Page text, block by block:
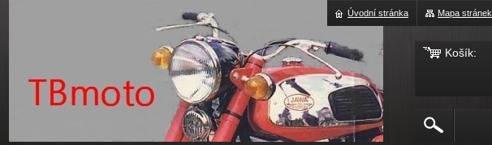
Mapa stránek
Úvodní stránka
Košík: